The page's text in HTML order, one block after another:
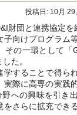
等
学
校
産
連
携
フ
ォ
ラ
投稿日: 10月
財団と連携協定を
向けプログラム
の一環として「
た。
することで得ら
実際に高専の実践
への興味を引き
さらに拡充でき